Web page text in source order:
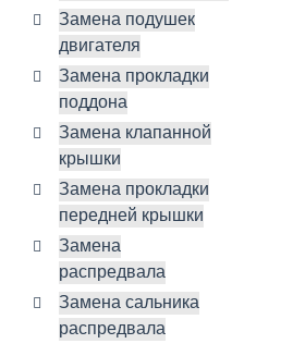
Замена подушек
двигателя
Замена прокладки
поддона
Замена клапанной
крышки
Замена прокладки
передней крышки
Замена
распредвала
Замена сальника
распредвала